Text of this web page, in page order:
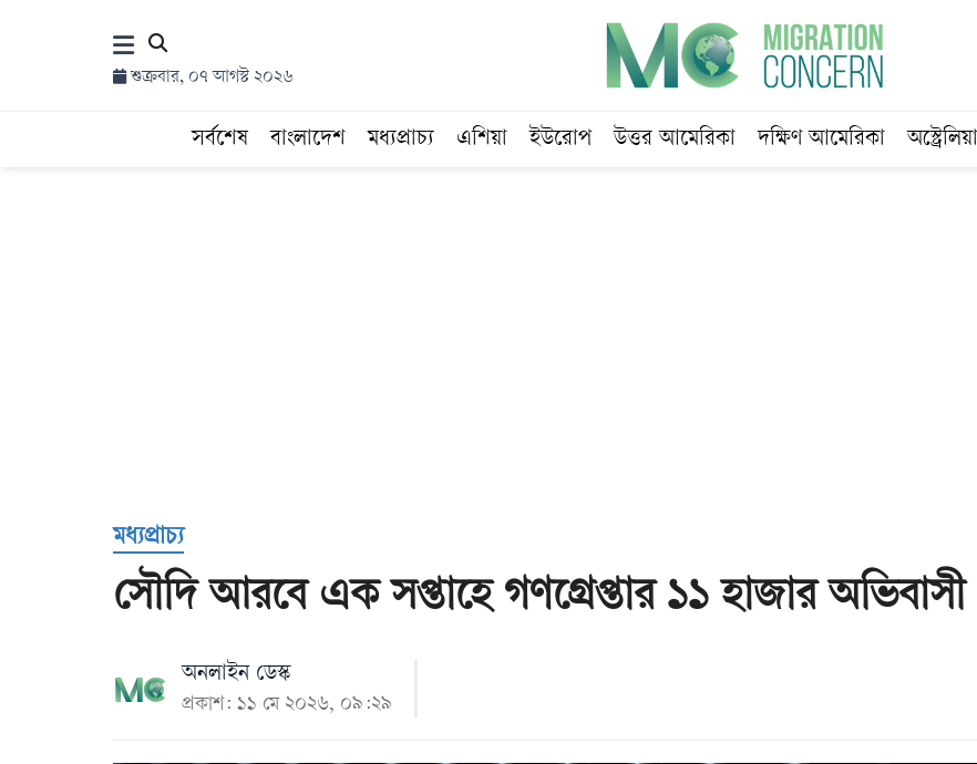
শুক্রবার, ০৭ আগস্ট ২০২৬
সর্বশেষ বাংলাদেশ মধ্যপ্রাচ্য এশিয়া ইউরোপ উত্তর আমেরিকা দক্ষিণ আমেরিকা অস্ট্রেলিয়া
মধ্যপ্রাচ্য
সৌদি আরবে এক সপ্তাহে গণগ্রেপ্তার ১১ হাজার অভিবাসী
অনলাইন ডেস্ক
প্রকাশ: ১১ মে ২০২৬, ০৯:২৯